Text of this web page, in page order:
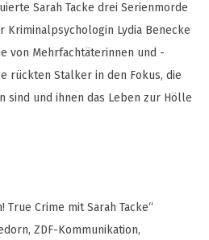
Sarah Tacke drei Serienmorde
Kriminalpsychologin Lydia Benecke
von Mehrfachtäterinnen und -
rückten Stalker in den Fokus, die
sind und ihnen das Leben zur Hölle
True Crime mit Sarah Tacke“
ZDF-Kommunikation,